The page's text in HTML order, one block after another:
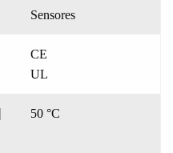
Sensores
CE
UL
50 °C